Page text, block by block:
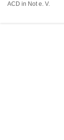
ACD in Not e. V.